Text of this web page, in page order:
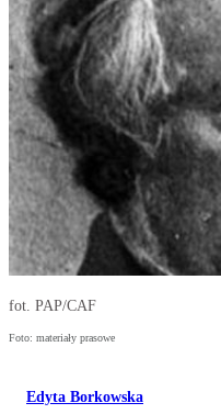
fot. PAP/CAF
Foto: materiały prasowe
Edyta Borkowska